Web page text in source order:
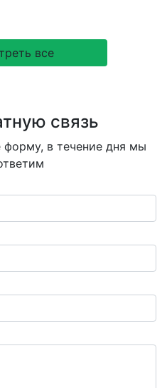
все
связь
форму, в течение дня мы